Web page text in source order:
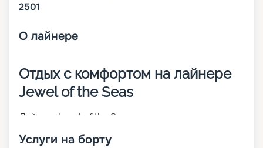
2501
О лайнере
Отдых с комфортом на лайнере
Jewel of the Seas
Лайнер Jewel of the Seas – представитель класса
отличается средними размерами и небольшой
Услуги на борту